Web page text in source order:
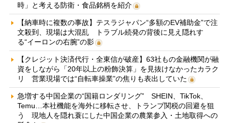
時」と考える防衛・食品銘柄を紹介
【納車時に複数の事故】テスラジャパン“多額のEV補助金”で注
文殺到、現場は大混乱 トラブル続発の背後に見え隠れす
る“イーロンの右腕”の影
【クレジット決済代行・全東信が破産】63社もの金融機関が融
資をしながら「20年以上の粉飾決算」を見抜けなかったカラク
リ 営業現場では“自転車操業”の焦りも表出していた
急増する中国企業の“国籍ロンダリング” SHEIN、TikTok、
Temu…本社機能を海外に移転させ、トランプ関税の回避を狙
う 現地人を隠れ蓑にした中国企業の農業参入・土地取得への